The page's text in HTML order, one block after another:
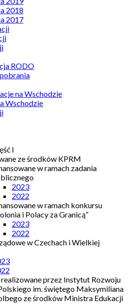
2018
2017
RODO
na Wschodzie
Wschodzie
I
ze środków KPRM
w ramach zadania
2023
2022
w ramach konkursu
i Polacy za Granicą”
2023
2022
w Czechach i Wielkiej
realizowane przez Instytut Rozwoju
im. świętego Maksymiliana
ze środków Ministra Edukacji